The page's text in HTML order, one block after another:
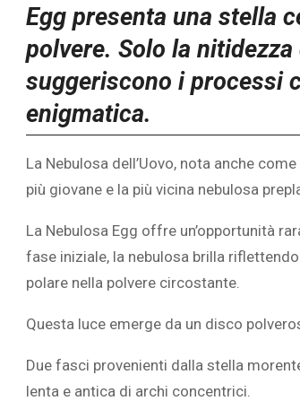
Egg presenta una stella
polvere. Solo la
suggeriscono i processi
enigmatica.
La Nebulosa dell’Uovo, nota anche
più giovane e la più vicina nebulosa
La Nebulosa Egg offre un’opportunità
fase iniziale, la nebulosa brilla
polare nella polvere circostante.
Questa luce emerge da un disco
Due fasci provenienti dalla stella
lenta e antica di archi concentrici.